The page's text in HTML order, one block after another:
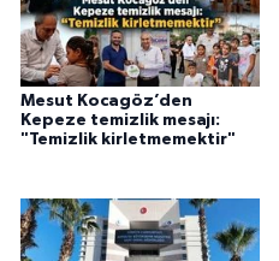
Mesut Kocagöz’den
Kepeze temizlik mesajı:
"Temizlik kirletmemektir"